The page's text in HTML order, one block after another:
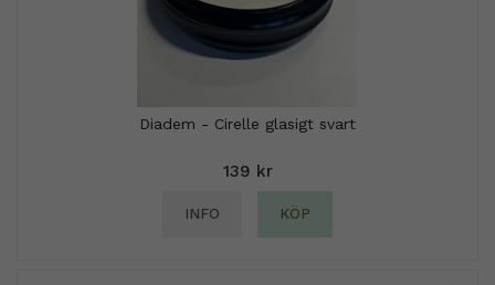
Diadem - Cirelle glasigt svart
139 kr
INFO KÖP